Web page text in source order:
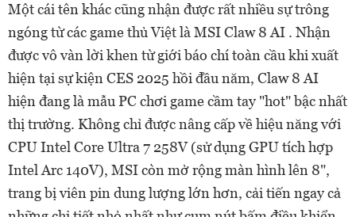
Một cái tên khác cũng nhận được rất nhiều sự trông
ngóng từ các game thủ Việt là MSI Claw 8 AI . Nhận
được vô vàn lời khen từ giới báo chí toàn cầu khi xuất
hiện tại sự kiện CES 2025 hồi đầu năm, Claw 8 AI
hiện đang là mẫu PC chơi game cầm tay "hot" bậc nhất
thị trường. Không chỉ được nâng cấp về hiệu năng với
CPU Intel Core Ultra 7 258V (sử dụng GPU tích hợp
Intel Arc 140V), MSI còn mở rộng màn hình lên 8",
trang bị viên pin dung lượng lớn hơn, cải tiến ngay cả